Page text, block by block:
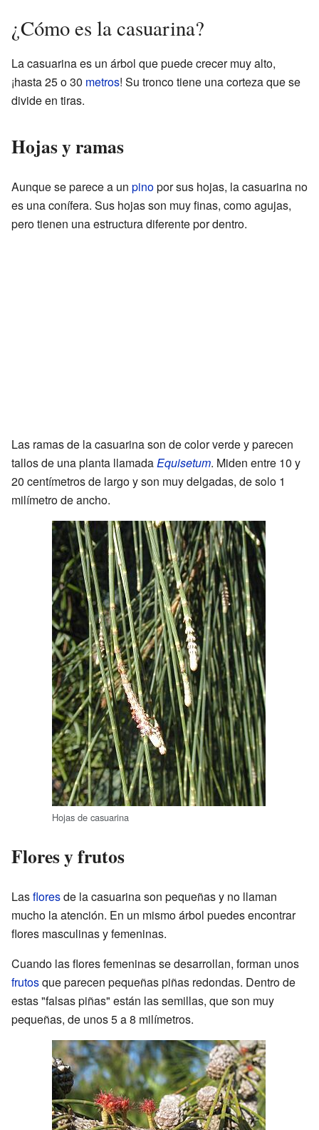
¿Cómo es la casuarina?
La casuarina es un árbol que puede crecer muy alto,
¡hasta 25 o 30 metros! Su tronco tiene una corteza que se
divide en tiras.
Hojas y ramas
Aunque se parece a un pinopor sus hojas, la casuarina no
es una conífera. Sus hojas son muy finas, como agujas,
pero tienen una estructura diferente por dentro.
Las ramas de la casuarina son de color verde y parecen
tallos de una planta llamadaEquisetum. Miden entre 10 y
20 centímetros de largo y son muy delgadas, de solo 1
milímetro de ancho.
Hojas de casuarina
Flores y frutos
Lasfloresde la casuarina son pequeñas y no llaman
mucho la atención. En un mismo árbol puedes encontrar
flores masculinas y femeninas.
Cuando las flores femeninas se desarrollan, forman unos
frutosque parecen pequeñas piñas redondas. Dentro de
estas "falsas piñas" están las semillas, que son muy
pequeñas, de unos 5 a 8 milímetros.